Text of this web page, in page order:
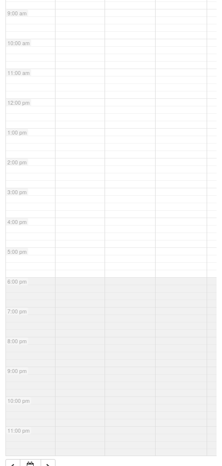
9:00 am
10:00 am
11:00 am
12:00 pm
1:00 pm
2:00 pm
3:00 pm
4:00 pm
5:00 pm
6:00 pm
7:00 pm
8:00 pm
9:00 pm
10:00 pm
11:00 pm